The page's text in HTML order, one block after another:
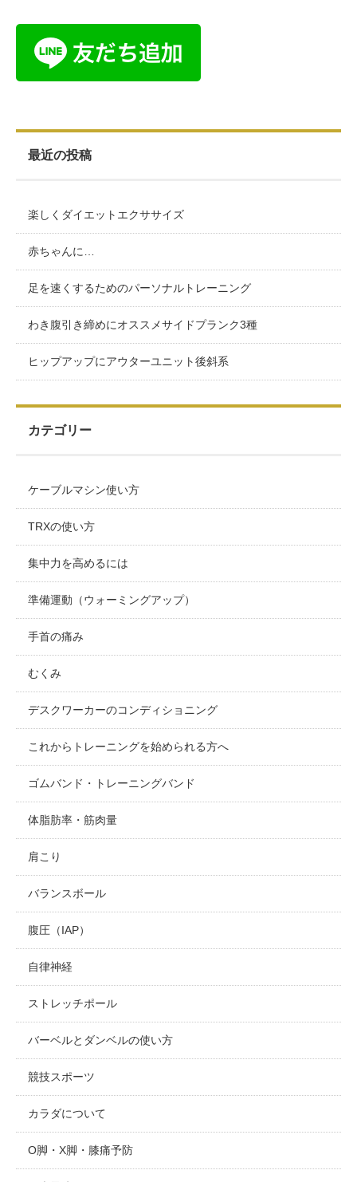
最近の投稿
楽しくダイエットエクササイズ
赤ちゃんに…
足を速くするためのパーソナルトレーニング
わき腹引き締めにオススメサイドプランク3種
ヒップアップにアウターユニット後斜系
カテゴリー
ケーブルマシン使い方
TRXの使い方
集中力を高めるには
準備運動（ウォーミングアップ）
手首の痛み
むくみ
デスクワーカーのコンディショニング
これからトレーニングを始められる方へ
ゴムバンド・トレーニングバンド
体脂肪率・筋肉量
肩こり
バランスボール
腹圧（IAP）
自律神経
ストレッチポール
バーベルとダンベルの使い方
競技スポーツ
カラダについて
O脚・X脚・膝痛予防